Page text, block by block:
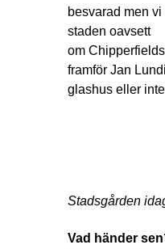
besvarad men
staden oavsett
om
framför Jan
glashus eller
Stadsgården
Vad händer